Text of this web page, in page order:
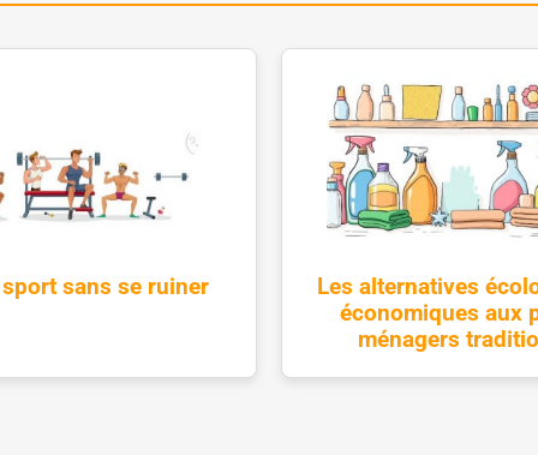
sans se ruiner
Les alternatives
économiques aux
ménagers